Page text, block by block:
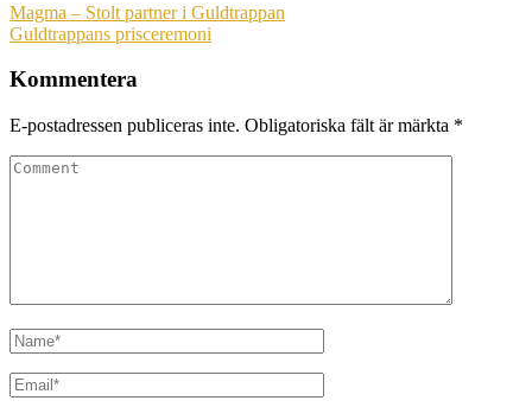
Magma – Stolt partner i Guldtrappan
Guldtrappans prisceremoni
Kommentera
E-postadressen publiceras inte. Obligatoriska fält är märkta *